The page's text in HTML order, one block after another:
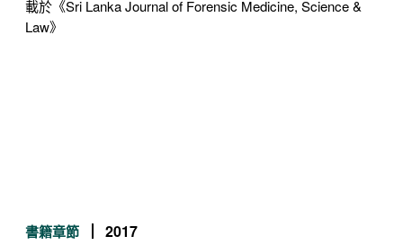
載於《Sri Lanka Journal of Forensic Medicine, Science &
Law》
書籍章節 2017